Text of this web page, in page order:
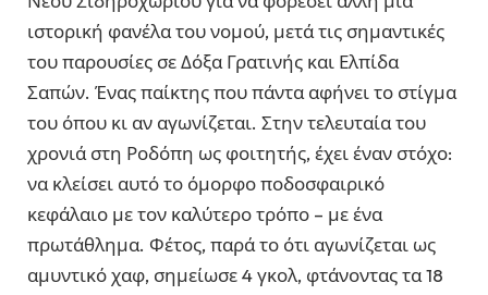
ιστορική φανέλα του νομού, μετά τις σημαντικές
του παρουσίες σε Δόξα Γρατινής και Ελπίδα
Σαπών. Ένας παίκτης που πάντα αφήνει το στίγμα
του όπου κι αν αγωνίζεται. Στην τελευταία του
χρονιά στη Ροδόπη ως φοιτητής, έχει έναν στόχο:
να κλείσει αυτό το όμορφο ποδοσφαιρικό
κεφάλαιο με τον καλύτερο τρόπο – με ένα
πρωτάθλημα. Φέτος, παρά το ότι αγωνίζεται ως
αμυντικό χαφ, σημείωσε 4 γκολ, φτάνοντας τα 18